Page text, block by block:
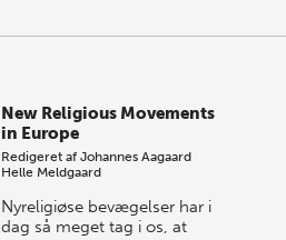
New Religious Movements
in Europe
Redigeret afJohannes Aagaard
Helle Meldgaard
Nyreligiøse bevægelser har i
dag så meget tag i os, at